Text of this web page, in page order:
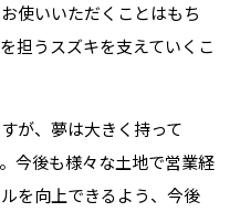
使いいただくことはもち
担うスズキを支えていくこ
が、夢は大きく持って
今後も様々な土地で営業経
を向上できるよう、今後